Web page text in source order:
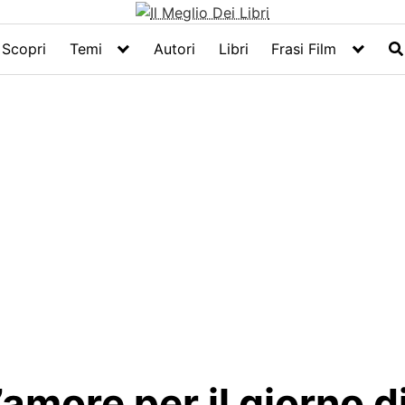
Scopri Temi Autori Libri Frasi Film